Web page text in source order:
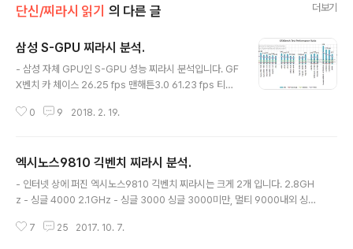
단신/찌라시 읽기 의 다른 글 더보기
삼성 S-GPU 찌라시 분석.
- 삼성 자체 GPU인 S-GPU 성능 찌라시 분석입니다. GF
X벤치 카 체이스 26.25 fps 맨해튼3.0 61.23 fps 티렉
스8895급인데 이걸 출시를 위한 최종 성능, 플래그쉽 타
은데 그 시점에 작년 플래그쉽 성능은 부족하지요. 어느 라
인업에 적합한지를 보기위해서 스냅드래곤을 참고하겠습
니다. 맨해튼 3.0을 기준으로 출시된 최근 제품성능을 보
ps / A308 : 3.1 fps (플래그쉽 / 하이엔드 / 미드레인지 /
0 9 2018. 2. 19.
엑시노스9810 긱벤치 찌라시 분석.
- 인터넷 상에 퍼진 엑시노스9810 긱벤치 찌라시는 크게 2개 입니다. 2.8GH
z - 싱글 4000 2.1GHz - 싱글 3000 싱글 3000미만, 멀티 9000내외 싱글
대동소이한 내용입니다. 결국 2.8GHz - 싱글 4000 / 2.1GHz - 싱글 3000
7 25 2017. 10. 7.